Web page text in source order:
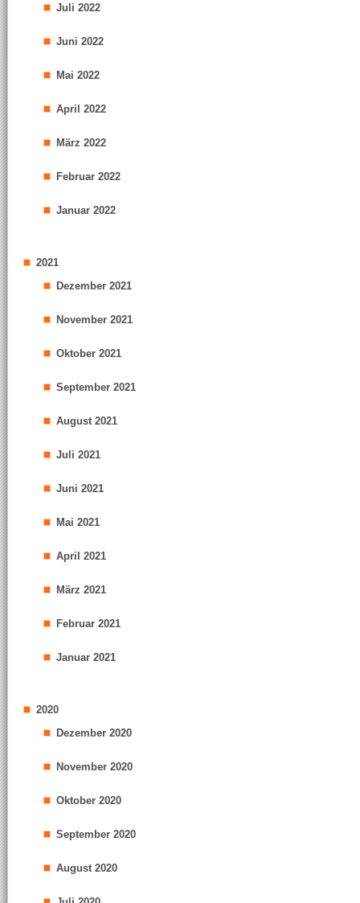
Juli 2022
Juni 2022
Mai 2022
April 2022
März 2022
Februar 2022
Januar 2022
2021
Dezember 2021
November 2021
Oktober 2021
September 2021
August 2021
Juli 2021
Juni 2021
Mai 2021
April 2021
März 2021
Februar 2021
Januar 2021
2020
Dezember 2020
November 2020
Oktober 2020
September 2020
August 2020